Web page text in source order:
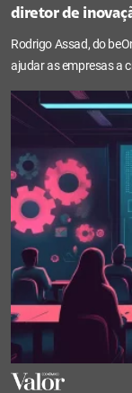
diretor de
Rodrigo Assad, do
ajudar as empresas a